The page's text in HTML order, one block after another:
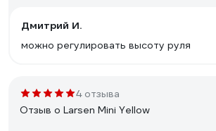
Дмитрий И.
можно регулировать высоту руля
4 отзыва
Отзыв о Larsen Mini Yellow